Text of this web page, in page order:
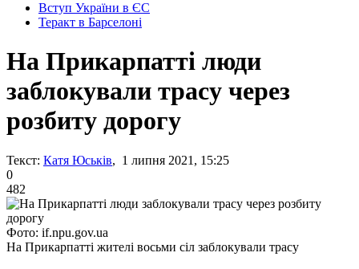
Вступ України в ЄС
Теракт в Барселоні
На Прикарпатті люди
заблокували трасу через
розбиту дорогу
Текст: Катя Юськів, 1 липня 2021, 15:25
0
482
Фото: if.npu.gov.ua
На Прикарпатті жителі восьми сіл заблокували трасу